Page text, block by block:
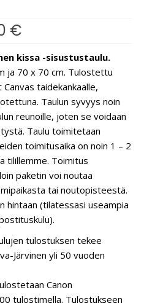
€
kissa -sisustustaulu.
ja 70 x 70 cm. Tulostettu
taidekankaalle,
Taulun syvyys noin
reunoille, joten se voidaan
Taulu toimitetaan
toimitusaika on noin 1 – 2
tilillemme. Toimitus
paketin voi noutaa
tai noutopisteestä.
hintaan (tilatessasi useampia
tulostuksen tekee
Järvinen yli 50 vuoden
Canon
tulostimella. Tulostukseen